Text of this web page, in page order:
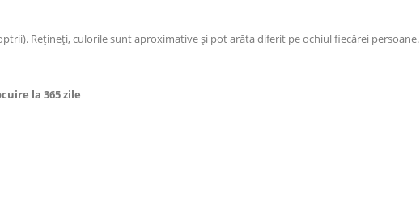
Rețineți, culorile sunt aproximative și pot arăta diferit pe ochiul fiecărei persoane.
la 365 zile